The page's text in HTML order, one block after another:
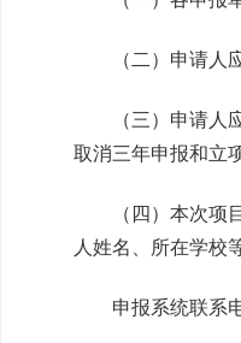
（二）申请
（三）申请
取消三年申报和立
（四）本次
人姓名、所在学校
申报系统联系